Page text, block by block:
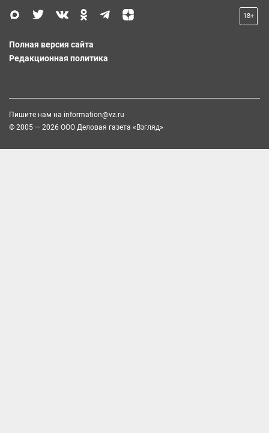
18+
Полная версия сайта
Редакционная политика
Пишите нам на information@vz.ru
© 2005 — 2026 ООО Деловая газета «Взгляд»